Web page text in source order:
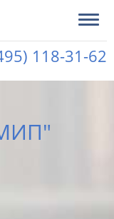
118-31-62